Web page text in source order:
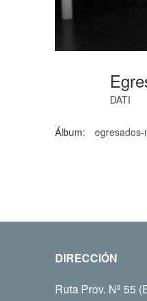
DATI
Álbum:
DIRECCIÓN
Ruta Prov. Nº 55